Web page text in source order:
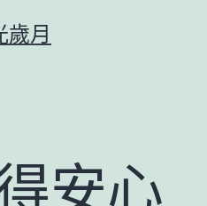
歲月
安心